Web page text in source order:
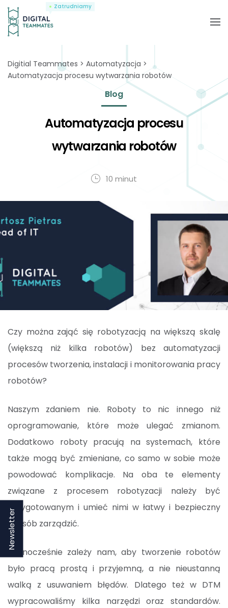
Zatrudniamy
Digitial Teammates
Automatyzacja
Automatyzacja procesu wytwarzania robotów
Blog
Automatyzacja procesu
wytwarzania robotów
10 minut
Czy można zająć się robotyzacją na większą skalę
(większą niż kilka robotów) bez automatyzacji
procesów tworzenia, instalacji i monitorowania pracy
robotów?
Naszym zdaniem nie. Roboty to nic innego niż
oprogramowanie, które może ulegać zmianom.
Dodatkowo roboty pracują na systemach, które
także mogą być zmieniane, co samo w sobie może
powodować komplikacje. Na oba te elementy
związane z procesem robotyzacji należy być
przygotowanym i umieć nimi w łatwy i bezpieczny
sposób zarządzić.
Jednocześnie zależy nam, aby tworzenie robotów
było pracą prostą i przyjemną, a nie nieustanną
walką z usuwaniem błędów. Dlatego też w DTM
wypracowaliśmy kilka narzędzi oraz standardów.
Newsletter